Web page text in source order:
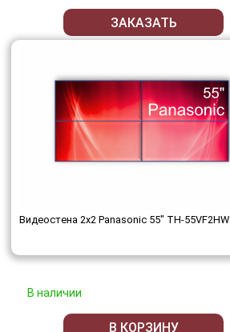
ЗАКАЗАТЬ
Видеостена 2x2 Panasonic 55" TH-55VF2HW
В наличии
В КОРЗИНУ